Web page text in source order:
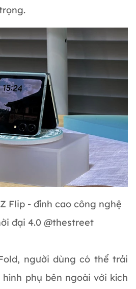
Flip - đỉnh cao công nghệ
đại 4.0 @thestreet
người dùng có thể trải
phụ bên ngoài với kích